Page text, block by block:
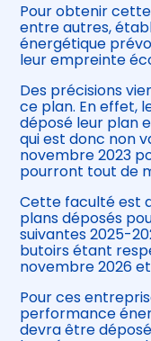
Pour obtenir
entre autres,
énergétique
leur empreinte
Des précisions
ce plan. En effet,
déposé leur plan
qui est donc non
novembre 2023
pourront tout de
Cette faculté est
plans déposés
suivantes 2025-
butoirs étant
novembre 2026
Pour ces
performance
devra être